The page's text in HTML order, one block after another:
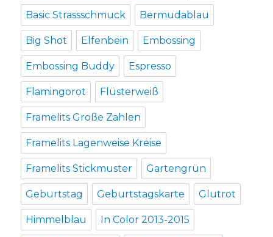
Basic Strassschmuck Bermudablau
Big Shot Elfenbein Embossing
Embossing Buddy Espresso
Flamingorot Flüsterweiß
Framelits Große Zahlen
Framelits Lagenweise Kreise
Framelits Stickmuster Gartengrün
Geburtstag Geburtstagskarte Glutrot
Himmelblau In Color 2013-2015